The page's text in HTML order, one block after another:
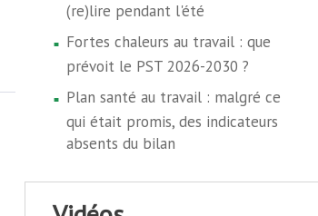
(re)lire pendant l'été
Fortes chaleurs au travail : que
prévoit le PST 2026-2030 ?
Plan santé au travail : malgré ce
qui était promis, des indicateurs
absents du bilan